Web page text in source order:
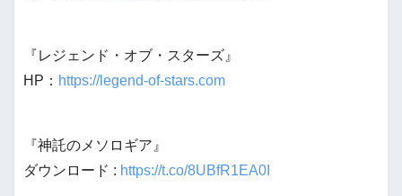
『レジェンド・オブ・スターズ』
HP： https://legend-of-stars.com
『神託のメソロギア』
ダウンロード : https://t.co/8UBfR1EA0I